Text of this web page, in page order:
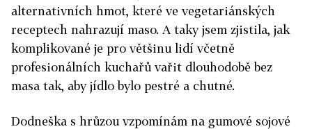
alternativních hmot, které ve vegetariánských
receptech nahrazují maso. A taky jsem zjistila, jak
komplikované je pro většinu lidí včetně
profesionálních kuchařů vařit dlouhodobě bez
masa tak, aby jídlo bylo pestré a chutné.
Dodneška s hrůzou vzpomínám na gumové sojové